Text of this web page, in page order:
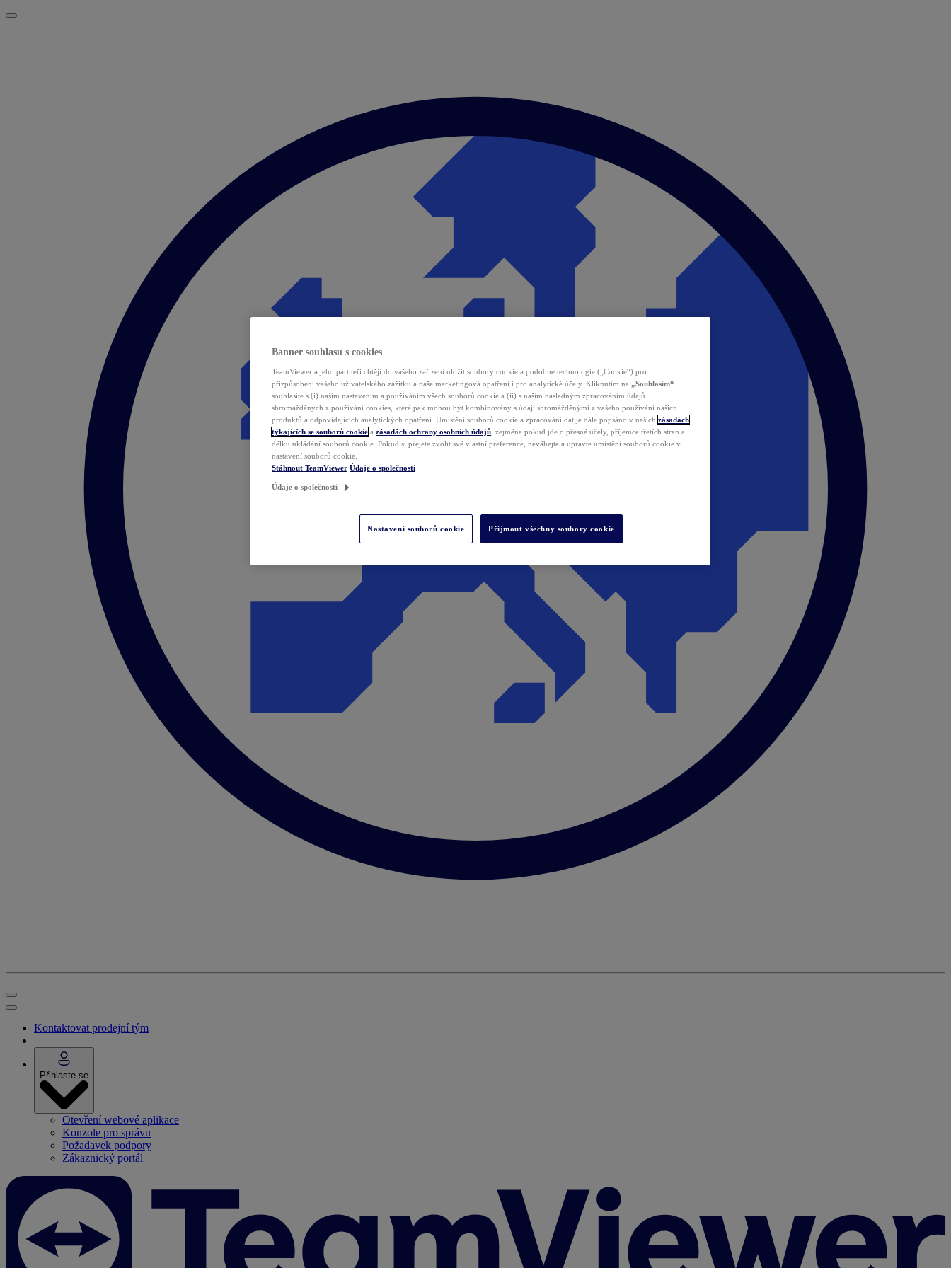
Kontaktovat prodejní tým
Přihlaste se
Otevření webové aplikace
Konzole pro správu
Požadavek podpory
Zákaznický portál
Banner souhlasu s cookies
TeamViewer a jeho partneři chtějí do vašeho zařízení uložit soubory cookie a podobné technologie („Cookie“) pro
přizpůsobení vašeho uživatelského zážitku a naše marketingová opatření i pro analytické účely. Kliknutím na „Souhlasím“
souhlasíte s (i) naším nastavením a používáním všech souborů cookie a (ii) s naším následným zpracováním údajů
shromážděných z používání cookies, které pak mohou být kombinovány s údaji shromážděnými z vašeho používání našich
produktů a odpovídajících analytických opatření. Umístění souborů cookie a zpracování dat je dále popsáno v našich zásadách
týkajících se souborů cookie a zásadách ochrany osobních údajů , zejména pokud jde o přesné účely, příjemce třetích stran a
délku ukládání souborů cookie. Pokud si přejete zvolit své vlastní preference, neváhejte a upravte umístění souborů cookie v
nastavení souborů cookie.
Stáhnout TeamViewer Údaje o společnosti
Údaje o společnosti
Nastavení souborů cookie Přijmout všechny soubory cookie